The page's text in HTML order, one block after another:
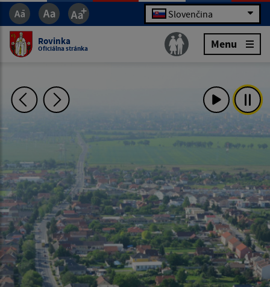
Slovenčina
Rovinka
Oficiálna stránka Menu